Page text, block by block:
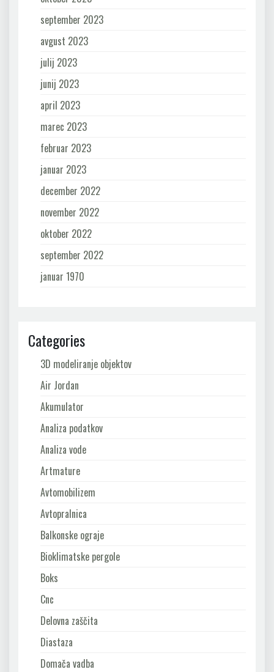
september 2023
avgust 2023
julij 2023
junij 2023
april 2023
marec 2023
februar 2023
januar 2023
december 2022
november 2022
oktober 2022
september 2022
januar 1970
Categories
3D modeliranje objektov
Air Jordan
Akumulator
Analiza podatkov
Analiza vode
Artmature
Avtomobilizem
Avtopralnica
Balkonske ograje
Bioklimatske pergole
Boks
Cnc
Delovna zaščita
Diastaza
Domača vadba